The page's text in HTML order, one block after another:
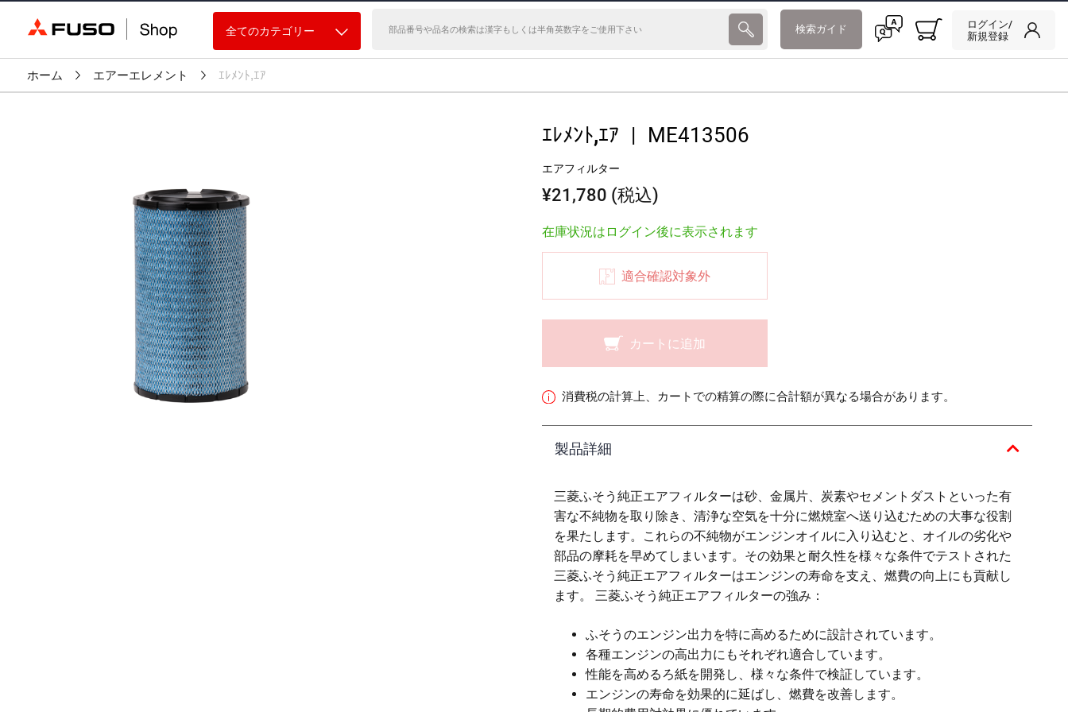
全てのカテゴリー 検索ガイド
ログイン/
新規登録
ホーム エアーエレメント ｴﾚﾒﾝﾄ,ｴｱ
ｴﾚﾒﾝﾄ,ｴｱ | ME413506
エアフィルター
¥21,780 (税込)
在庫状況はログイン後に表示されます
適合確認対象外
カートに追加
消費税の計算上、カートでの精算の際に合計額が異なる場合があります。
製品詳細
三菱ふそう純正エアフィルターは砂、金属片、炭素やセメントダストといった有
害な不純物を取り除き、清浄な空気を十分に燃焼室へ送り込むための大事な役割
を果たします。これらの不純物がエンジンオイルに入り込むと、オイルの劣化や
部品の摩耗を早めてしまいます。その効果と耐久性を様々な条件でテストされた
三菱ふそう純正エアフィルターはエンジンの寿命を支え、燃費の向上にも貢献し
ます。 三菱ふそう純正エアフィルターの強み：
ふそうのエンジン出力を特に高めるために設計されています。
各種エンジンの高出力にもそれぞれ適合しています。
性能を高めるろ紙を開発し、様々な条件で検証しています。
エンジンの寿命を効果的に延ばし、燃費を改善します。